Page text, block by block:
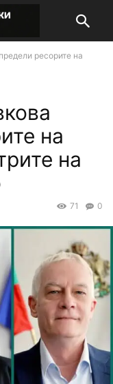
ресорите на
на
на
0
71